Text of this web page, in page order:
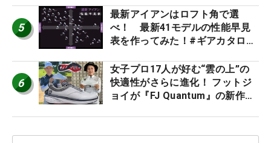
5
最新アイアンはロフト角で選
べ！ 最新41モデルの性能早見
表を作ってみた！#ギアカタログ
6
女子プロ17人が好む“雲の上”の
快適性がさらに進化！ フットジ
ョイが『FJ Quantum』の新作を